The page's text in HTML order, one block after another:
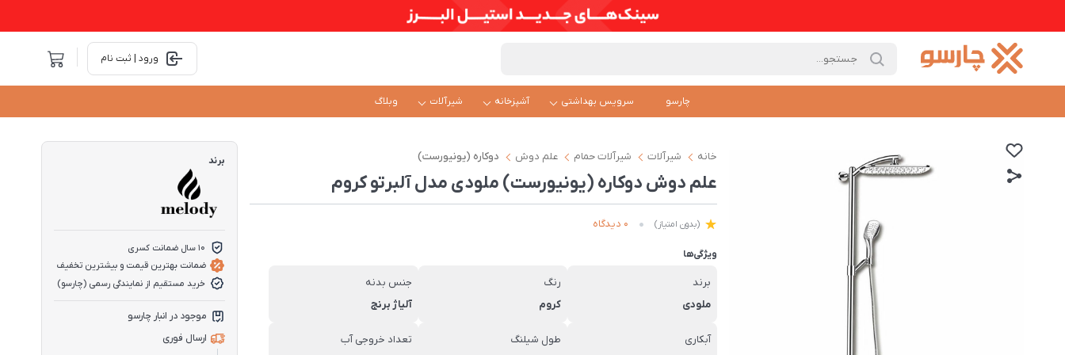
ورود | ثبت نام
چارسو سرویس بهداشتی آشپزخانه شیرآلات وبلاگ
خانه شیرآلات شیرآلات حمام علم دوش دوکاره (یونیورست)
علم دوش دوکاره (یونیورست) ملودی مدل آلبرتو کروم
(بدون امتیاز) 0 دیدگاه
ویژگی‌ها
برند
ملودی
رنگ
کروم
جنس بدنه
آلیاژ برنج
آبکاری
طول شیلنگ
تعداد خروجی آب
برند
10 سال ضمانت کسری
ضمانت بهترین قیمت و بیشترین تخفیف
خرید مستقیم از نمایندگی رسمی (چارسو)
موجود در انبار چارسو
ارسال فوری